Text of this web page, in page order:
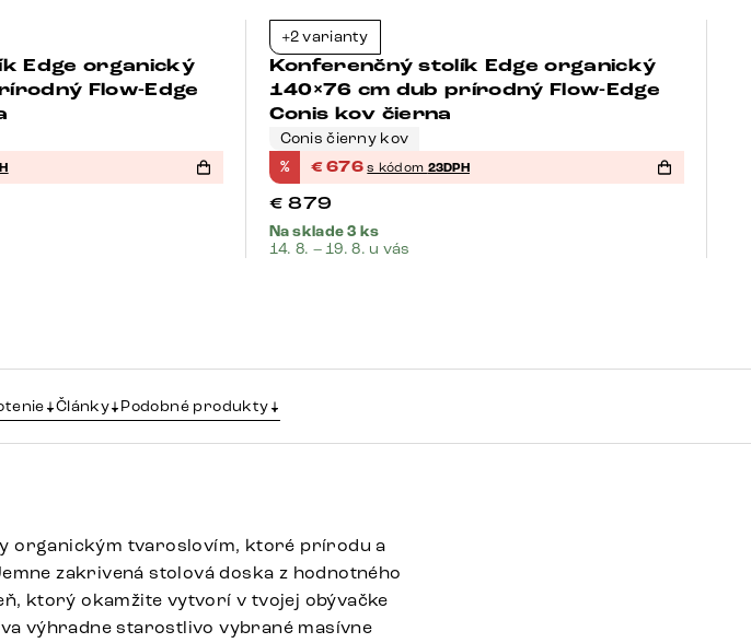
Edge organický
Flow-Edge
+2 varianty
Konferenčný stolík Edge organický
140×76 cm dub prírodný Flow-Edge
Conis kov čierna
Conis čierny kov
% €676 s kódom 23DPH
€ 879
Na sklade 3 ks
14. 8. – 19. 8. u vás
Články Podobné produkty
organickým tvaroslovím, ktoré prírodu a
zakrivená stolová doska z hodnotného
ktorý okamžite vytvorí v tvojej obývačke
výhradne starostlivo vybrané masívne